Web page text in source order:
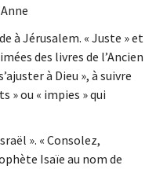
à Jérusalem. « Juste » et
des livres de l’Ancien
à Dieu », à suivre
» ou « impies » qui
». « Consolez,
Isaïe au nom de